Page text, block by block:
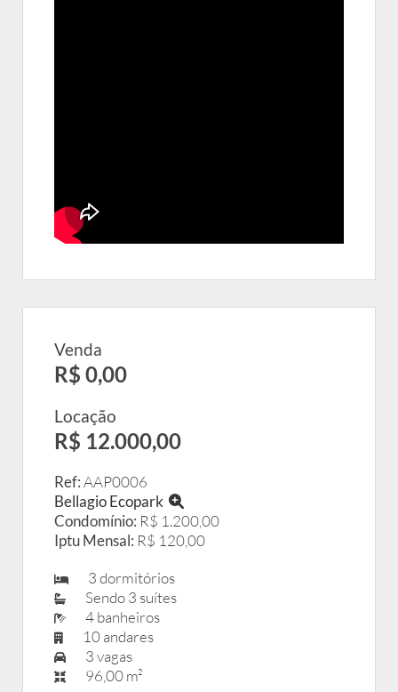
Venda
R$ 0,00
Locação
R$ 12.000,00
Ref:AAP0006
Bellagio Ecopark
Condomínio: R$ 1.200,00
Iptu Mensal: R$ 120,00
3 dormitórios
Sendo 3 suítes
4 banheiros
10 andares
3 vagas
96,00 m²